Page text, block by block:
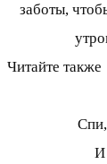
заботы,
Читайте также
И